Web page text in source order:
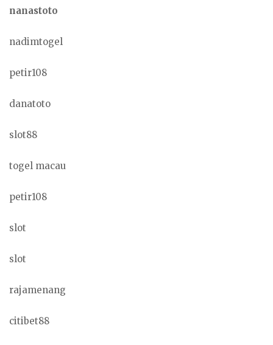
nanastoto
nadimtogel
petir108
danatoto
slot88
togel macau
petir108
slot
slot
rajamenang
citibet88